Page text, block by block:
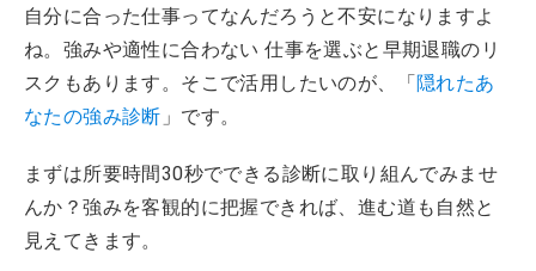
自分に合った仕事ってなんだろうと不安になりますよ
ね。強みや適性に合わない 仕事を選ぶと早期退職のリ
スクもあります。そこで活用したいのが、「隠れたあ
なたの強み診断 」です。
まずは所要時間30秒でできる診断に取り組んでみませ
んか？強みを客観的に把握できれば、進む道も自然と
見えてきます。